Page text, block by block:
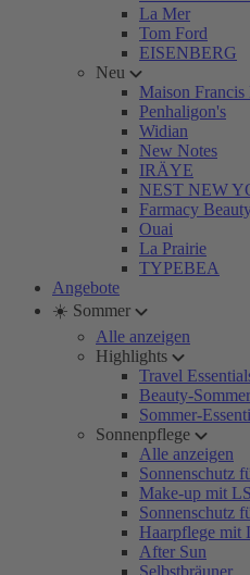
La Mer
Tom Ford
EISENBERG
Neu
Maison
Penhaligon's
Widian
New Notes
IRÄYE
NEST NEW
Farmacy
Ouai
La Prairie
TYPEBEA
Angebote
☀️ Sommer
Alle anzeigen
Highlights
Travel
Beauty-
Sommer-
Sonnenpflege
Alle anzeigen
Sonnenschutz
Make-up mit
Sonnenschutz
Haarpflege mit
After Sun
Selbstbräuner